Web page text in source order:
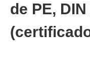
de PE,